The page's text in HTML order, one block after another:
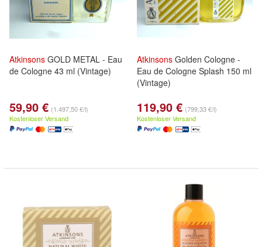
Atkinsons GOLD METAL - Eau
de Cologne 43 ml (Vintage)
59,90 € (1.497,50 €/l)
Kostenloser Versand
Atkinsons Golden Cologne -
Eau de Cologne Splash 150 ml
(Vintage)
119,90 € (799,33 €/l)
Kostenloser Versand